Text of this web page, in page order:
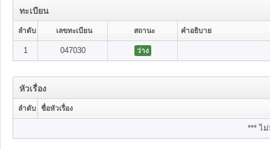
ทะเบียน
ลำดับ เลขทะเบียน สถานะ คำอธิบาย
1 047030 ว่าง
หัวเรื่อง
ลำดับ ชื่อหัวเรื่อง
*** ไ